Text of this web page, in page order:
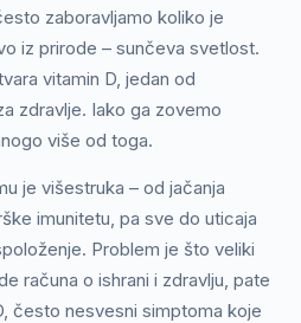
zaboravljamo koliko je
iz prirode – sunčeva svetlost.
vitamin D, jedan od
zdravlje. Iako ga zovemo
više od toga.
je višestruka – od jačanja
imunitetu, pa sve do uticaja
Problem je što veliki
računa o ishrani i zdravlju, pate
često nesvesni simptoma koje